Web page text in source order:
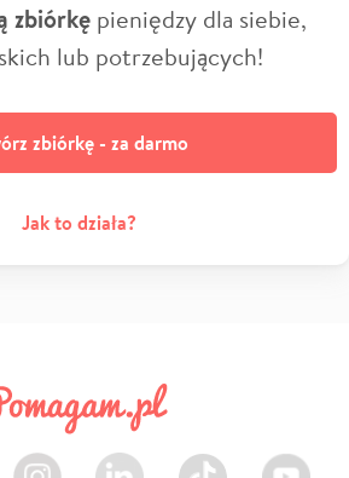
zbiórkę pieniędzy dla siebie,
lub potrzebujących!
zbiórkę - za darmo
Jak to działa?
Instagram LinkedIn TikTok Youtube